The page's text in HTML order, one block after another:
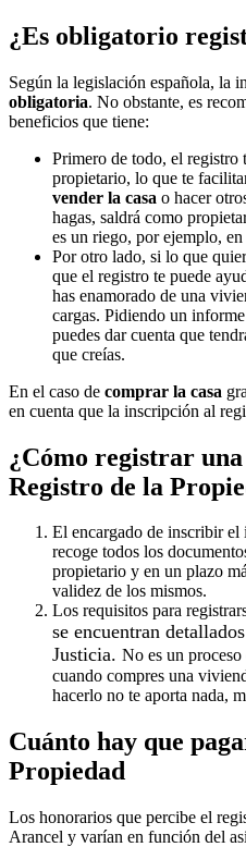
¿Es obligatorio
Según la legislación española, la
obligatoria. No obstante, es
beneficios que tiene:
Primero de todo, el
propietario, lo que te
vender la casa o hacer
hagas, saldrá como
es un riego, por ejemplo,
Por otro lado, si lo que
que el registro te puede
has enamorado de una
cargas. Pidiendo un
puedes dar cuenta que
que creías.
En el caso de comprar la casa
en cuenta que la inscripción al
¿Cómo registrar
Registro de la
El encargado de inscribir el
recoge todos los
propietario y en un plazo
validez de los mismos.
Los requisitos para
se encuentran
Justicia. No es un
cuando compres una
hacerlo no te aporta nada,
Cuánto hay que
Propiedad
Los honorarios que percibe el
Arancel y varían en función del